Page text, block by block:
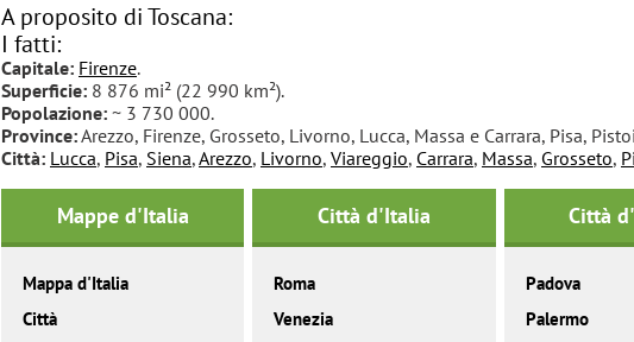
A proposito di Toscana:
I fatti:
Capitale: Firenze.
Superficie: 8 876 mi² (22 990 km²).
Popolazione: ~ 3 730 000.
Province:Arezzo, Firenze, Grosseto, Livorno, Lucca, Massa e Carrara, Pisa,
Città: Lucca, Pisa, Siena,Arezzo, Livorno, Viareggio, Carrara, Massa, Grosseto,
Mappe d'Italia
Mappa d'Italia
Città
Città d'Italia
Roma
Venezia
Città
Padova
Palermo